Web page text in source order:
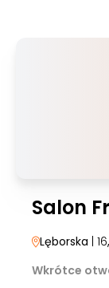
Salon
Lęborska | 16
Wkrótce